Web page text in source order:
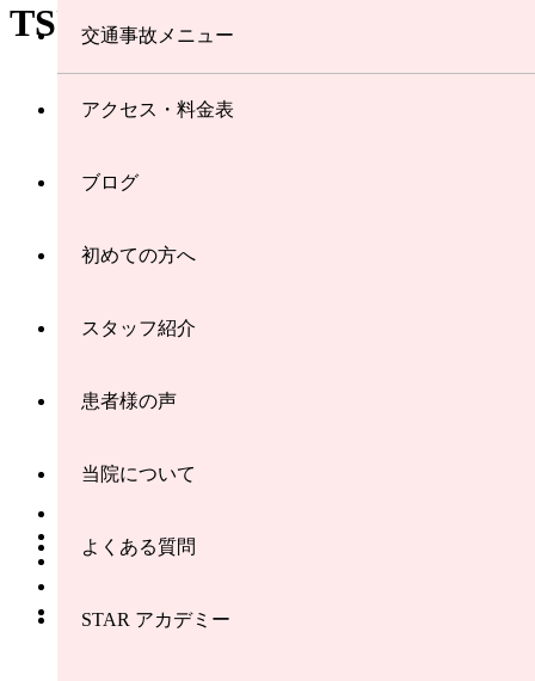
交通事故メニュー
アクセス・料金表
ブログ
初めての方へ
スタッフ紹介
患者様の声
当院について
よくある質問
STAR アカデミー
TSUNAGI鍼灸整骨院
交通事故治療
アクセス
スタッフ紹介